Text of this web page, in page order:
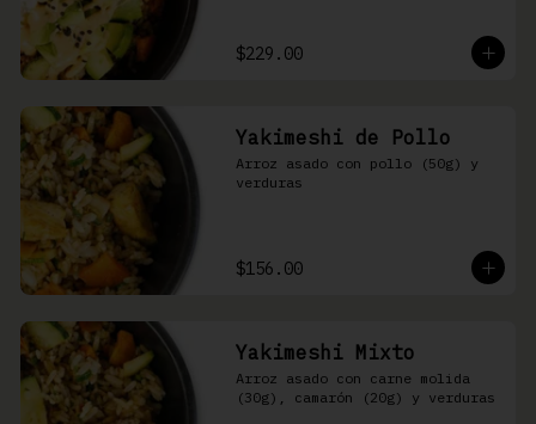
$229.00
Yakimeshi de Pollo
Arroz asado con pollo (50g) y
verduras
$156.00
Yakimeshi Mixto
Arroz asado con carne molida
(30g), camarón (20g) y verduras